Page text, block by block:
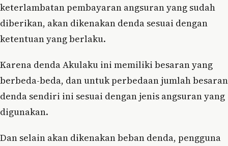
keterlambatan pembayaran angsuran yang sudah
diberikan, akan dikenakan denda sesuai dengan
ketentuan yang berlaku.
Karena denda Akulaku ini memiliki besaran yang
berbeda-beda, dan untuk perbedaan jumlah besaran
denda sendiri ini sesuai dengan jenis angsuran yang
digunakan.
Dan selain akan dikenakan beban denda, pengguna